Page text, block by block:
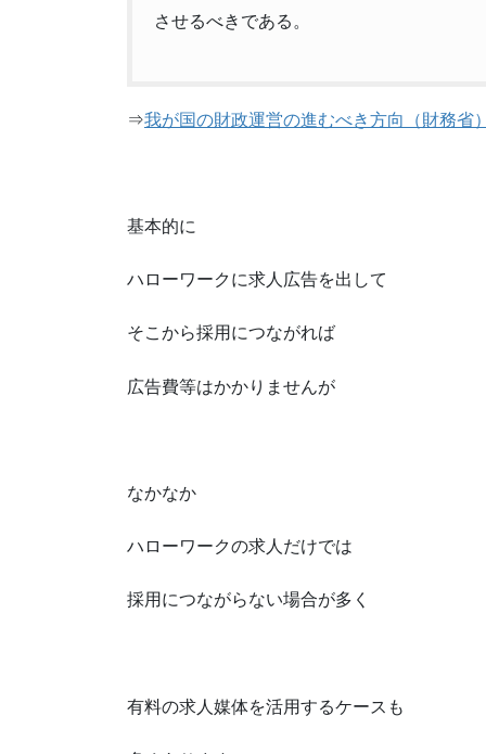
させるべきである。
⇒我が国の財政運営の進むべき方向（財務省
基本的に
ハローワークに求人広告を出して
そこから採用につながれば
広告費等はかかりませんが
なかなか
ハローワークの求人だけでは
採用につながらない場合が多く
有料の求人媒体を活用するケースも